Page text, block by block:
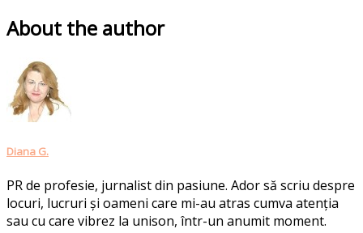
About the author
Diana G.
PR de profesie, jurnalist din pasiune. Ador să scriu despre
locuri, lucruri și oameni care mi-au atras cumva atenția
sau cu care vibrez la unison, într-un anumit moment.